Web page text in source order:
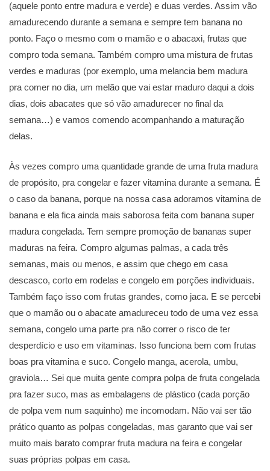
(aquele ponto entre madura e verde) e duas verdes. Assim vão
amadurecendo durante a semana e sempre tem banana no
ponto. Faço o mesmo com o mamão e o abacaxi, frutas que
compro toda semana. Também compro uma mistura de frutas
verdes e maduras (por exemplo, uma melancia bem madura
pra comer no dia, um melão que vai estar maduro daqui a dois
dias, dois abacates que só vão amadurecer no final da
semana…) e vamos comendo acompanhando a maturação
delas.
Às vezes compro uma quantidade grande de uma fruta madura
de propósito, pra congelar e fazer vitamina durante a semana. É
o caso da banana, porque na nossa casa adoramos vitamina de
banana e ela fica ainda mais saborosa feita com banana super
madura congelada. Tem sempre promoção de bananas super
maduras na feira. Compro algumas palmas, a cada três
semanas, mais ou menos, e assim que chego em casa
descasco, corto em rodelas e congelo em porções individuais.
Também faço isso com frutas grandes, como jaca. E se percebi
que o mamão ou o abacate amadureceu todo de uma vez essa
semana, congelo uma parte pra não correr o risco de ter
desperdício e uso em vitaminas. Isso funciona bem com frutas
boas pra vitamina e suco. Congelo manga, acerola, umbu,
graviola… Sei que muita gente compra polpa de fruta congelada
pra fazer suco, mas as embalagens de plástico (cada porção
de polpa vem num saquinho) me incomodam. Não vai ser tão
prático quanto as polpas congeladas, mas garanto que vai ser
muito mais barato comprar fruta madura na feira e congelar
suas próprias polpas em casa.